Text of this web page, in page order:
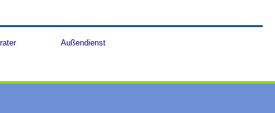
Außendienst